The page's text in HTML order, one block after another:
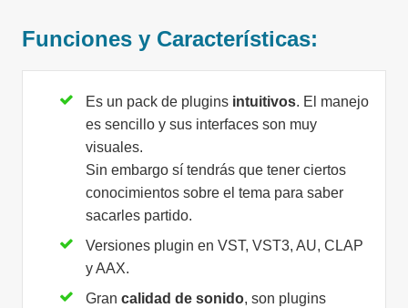
Funciones y Características:
Es un pack de plugins intuitivos. El manejo
es sencillo y sus interfaces son muy
visuales.
Sin embargo sí tendrás que tener ciertos
conocimientos sobre el tema para saber
sacarles partido.
Versiones plugin en VST, VST3, AU, CLAP
y AAX.
Grancalidad de sonido, son plugins